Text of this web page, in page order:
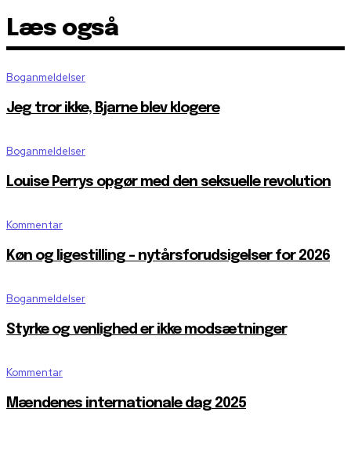
Læs også
Boganmeldelser
Jeg tror ikke, Bjarne blev klogere
Boganmeldelser
Louise Perrys opgør med den seksuelle revolution
Kommentar
Køn og ligestilling – nytårsforudsigelser for 2026
Boganmeldelser
Styrke og venlighed er ikke modsætninger
Kommentar
Mændenes internationale dag 2025